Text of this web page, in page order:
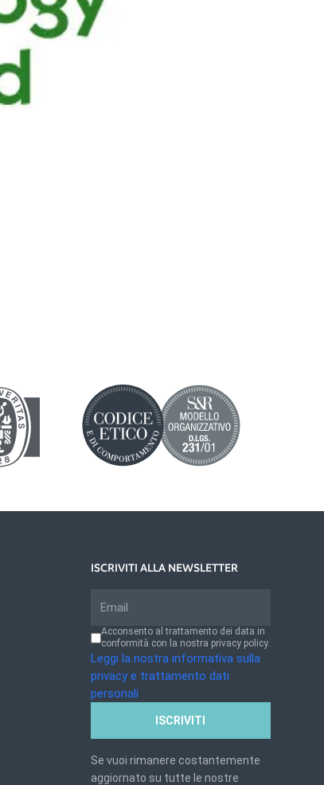
ISCRIVITI ALLA NEWSLETTER
Acconsento al trattamento dei data in
conformità con la nostra privacy policy.
Leggi la nostra informativa sulla
privacy e trattamento dati
personali
ISCRIVITI
Se vuoi rimanere costantemente
aggiornato su tutte le nostre